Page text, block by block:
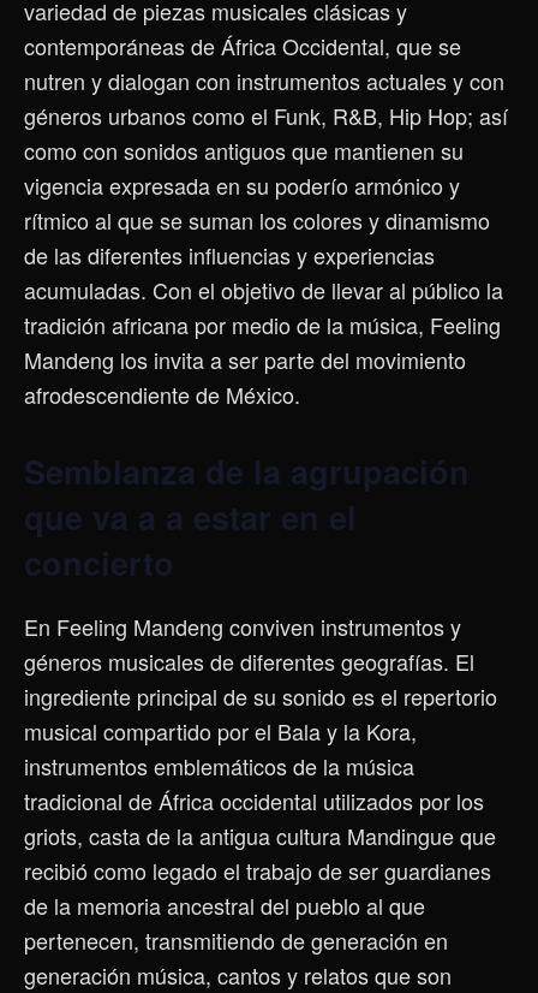
variedad de piezas musicales clásicas y
contemporáneas de África Occidental, que se
nutren y dialogan con instrumentos actuales y con
géneros urbanos como el Funk, R&B, Hip Hop; así
como con sonidos antiguos que mantienen su
vigencia expresada en su poderío armónico y
rítmico al que se suman los colores y dinamismo
de las diferentes influencias y experiencias
acumuladas. Con el objetivo de llevar al público la
tradición africana por medio de la música, Feeling
Mandeng los invita a ser parte del movimiento
afrodescendiente de México.
Semblanza de la agrupación
que va a a estar en el
concierto
En Feeling Mandeng conviven instrumentos y
géneros musicales de diferentes geografías. El
ingrediente principal de su sonido es el repertorio
musical compartido por el Bala y la Kora,
instrumentos emblemáticos de la música
tradicional de África occidental utilizados por los
griots, casta de la antigua cultura Mandingue que
recibió como legado el trabajo de ser guardianes
de la memoria ancestral del pueblo al que
pertenecen, transmitiendo de generación en
generación música, cantos y relatos que son